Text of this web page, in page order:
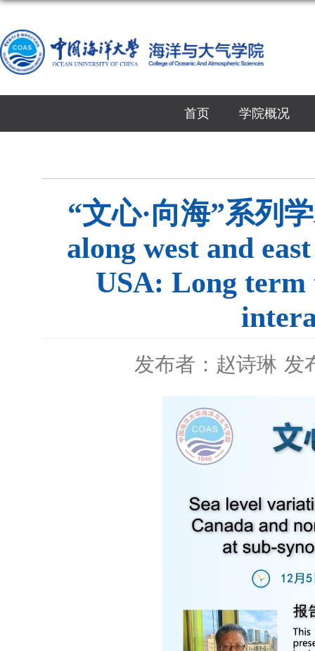
首页 学院概况
“文心·向海”系列
along west and
USA: Long term
发布者：赵诗琳 发